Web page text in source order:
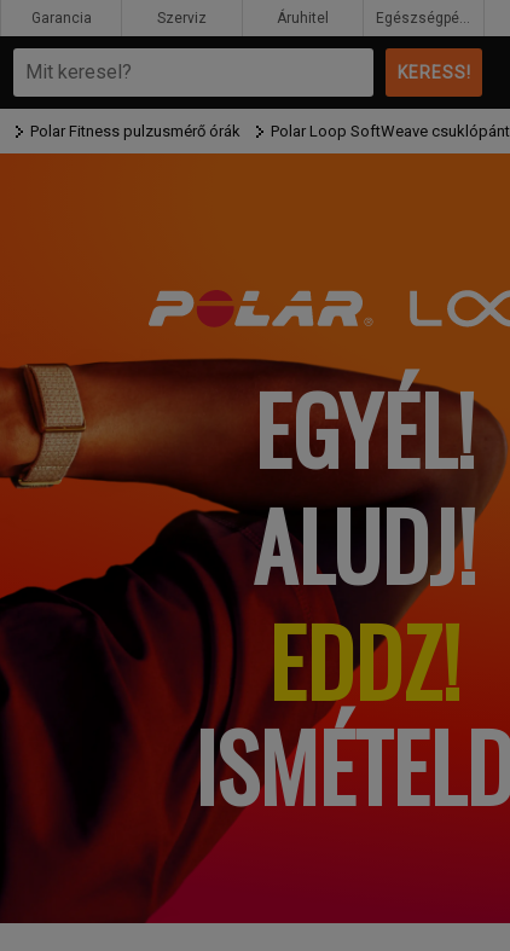
Polar Fitness pulzusmérő órák Polar Loop SoftWeave
EGYÉL!
ALUDJ!
ÉREZD!
Garancia Szerviz Áruhitel Egészségpénztár